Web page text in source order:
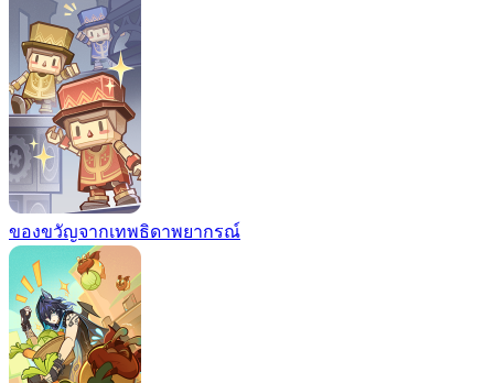
ของขวัญจากเทพธิดาพยากรณ์